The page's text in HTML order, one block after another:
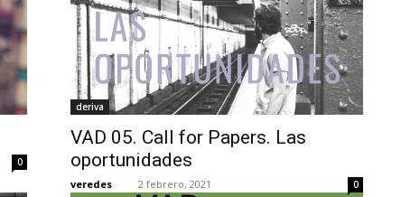
0
deriva
VAD 05. Call for Papers. Las
oportunidades
veredes - 2 febrero, 2021 0